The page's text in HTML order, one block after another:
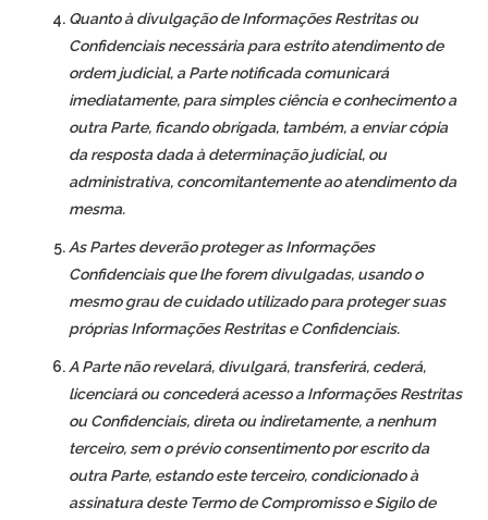
Quanto à divulgação de Informações Restritas ou
Confidenciais necessária para estrito atendimento de
ordem judicial, a Parte notificada comunicará
imediatamente, para simples ciência e conhecimento a
outra Parte, ficando obrigada, também, a enviar cópia
da resposta dada à determinação judicial, ou
administrativa, concomitantemente ao atendimento da
mesma.
As Partes deverão proteger as Informações
Confidenciais que lhe forem divulgadas, usando o
mesmo grau de cuidado utilizado para proteger suas
próprias Informações Restritas e Confidenciais.
A Parte não revelará, divulgará, transferirá, cederá,
licenciará ou concederá acesso a Informações Restritas
ou Confidenciais, direta ou indiretamente, a nenhum
terceiro, sem o prévio consentimento por escrito da
outra Parte, estando este terceiro, condicionado à
assinatura deste Termo de Compromisso e Sigilo de